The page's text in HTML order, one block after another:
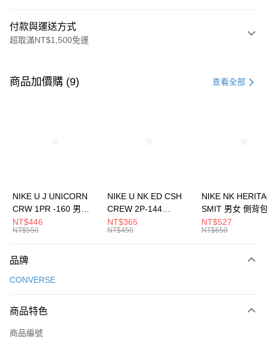
付款與運送方式
超取滿NT$1,500免運
信用卡一次付款
元大商業銀行
台灣樂天信用卡公司
全盈+PAY
AFTEE先享後付
【關於「AFTEE先享後付」】
便利好安心！
３．安心：先確認商品／服務後，再付款。
【「AFTEE先享後付」結帳流程】
運送方式
每筆NT$100，滿NT$1,500(含以上)免運費
宅配
商品加價購 (9) 查看全部
NIKE U J UNICORN
CRW 1PR -160 男女
中統襪 FZ3393100
NT$446
NT$550
NIKE U NK ED CSH
CREW 2P-144
EMBRDY 男女 短統襪
FZ3073133
NT$365
NT$450
NIKE NK
SMIT 男女 側背
BA5871010
NT$527
NT$650
品牌
CONVERSE
商品特色
商品編號